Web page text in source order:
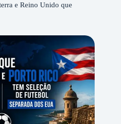
e Reino Unido que